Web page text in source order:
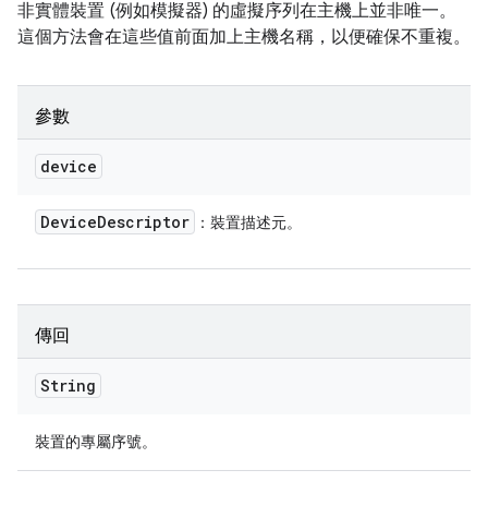
非實體裝置 (例如模擬器) 的虛擬序列在主機上並非唯一。
這個方法會在這些值前面加上主機名稱，以便確保不重複。
參數
device
DeviceDescriptor ：裝置描述元。
傳回
String
裝置的專屬序號。